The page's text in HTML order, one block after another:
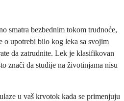
smatra bezbednim tokom trudnoće,
o upotrebi bilo kog leka sa svojim
da zatrudnite. Lek je klasifikovan
znači da studije na životinjama nisu
u vaš krvotok kada se primenjuju